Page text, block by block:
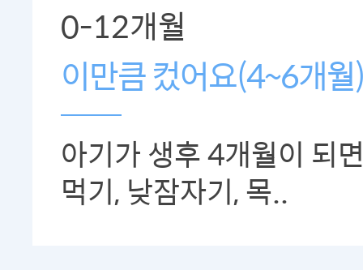
0-12개월
이만큼 컸어요(4~6개
아기가 생후 4개월이 되
먹기, 낮잠자기, 목..